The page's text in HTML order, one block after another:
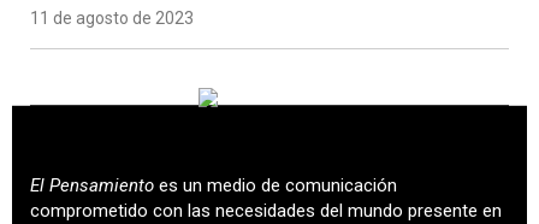
11 de agosto de 2023
El Pensamiento es un medio de comunicación
comprometido con las necesidades del mundo presente en